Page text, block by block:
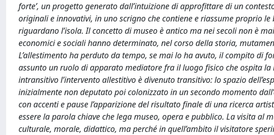
forte’, un progetto generato dall’intuizione di approfittare di un
originali e innovativi, in uno scrigno che contiene e riassume proprio
riguardano l’isola. Il concetto di museo è antico ma nei secoli non è
economici e sociali hanno determinato, nel corso della storia,
L’allestimento ha perduto da tempo, se mai lo ha avuto, il compito di
assunto un ruolo di apparato mediatore fra il luogo fisico che ospita
intransitivo l’intervento allestitivo è divenuto transitivo: lo spazio
inizialmente non deputato poi colonizzato in un secondo momento
con accenti e pause l’apparizione del risultato finale di una ricerca
essere la parola chiave che lega museo, opera e pubblico. La visita al
culturale, morale, didattico, ma perché in quell’ambito il visitatore